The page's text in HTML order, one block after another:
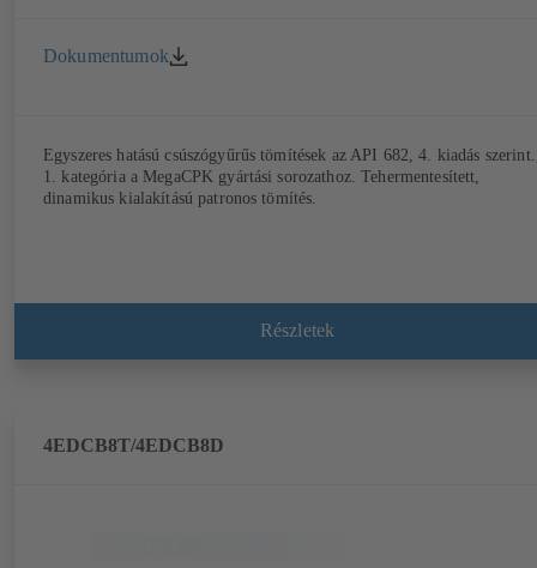
Dokumentumok
Egyszeres hatású csúszógyűrűs tömítések az API 682, 4. kiadás
1. kategória a MegaCPK gyártási sorozathoz. Tehermentesített,
dinamikus kialakítású patronos tömítés.
Részletek
4EDCB8T/4EDCB8D